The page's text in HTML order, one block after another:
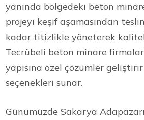
yanında bölgedeki beton
projeyi keşif aşamasından
kadar titizlikle yöneterek
Tecrübeli beton minare
yapısına özel çözümler
seçenekleri sunar.
Günümüzde Sakarya